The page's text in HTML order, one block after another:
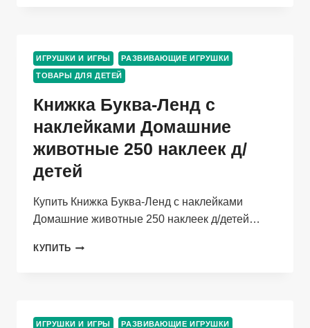
С
ПОВОРОТНОЙ
ПЛАТФОРМОЙ
В
СЕТОЧКЕ
ИГРУШКИ И ИГРЫ РАЗВИВАЮЩИЕ ИГРУШКИ
ТОВАРЫ ДЛЯ ДЕТЕЙ
Книжка Буква-Ленд с
наклейками Домашние
животные 250 наклеек д/
детей
Купить Книжка Буква-Ленд с наклейками
Домашние животные 250 наклеек д/детей…
КУПИТЬ КНИЖКА
ДОМАШНИЕ
ИГРУШКИ И ИГРЫ РАЗВИВАЮЩИЕ ИГРУШКИ